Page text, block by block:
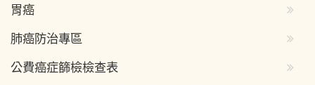
胃癌
肺癌防治專區
公費癌症篩檢檢查表